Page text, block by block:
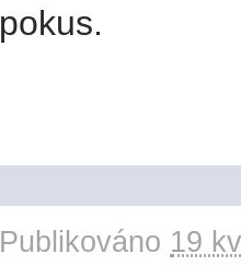
pokus.
Publikováno 19